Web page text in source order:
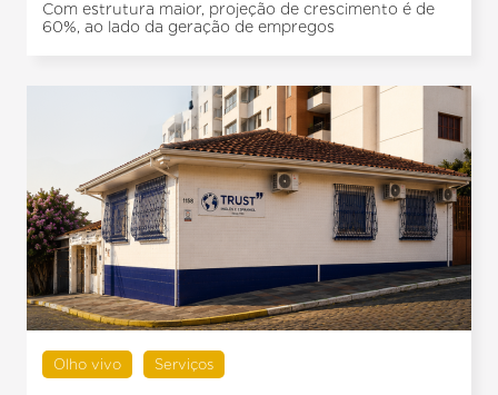
Com estrutura maior, projeção de crescimento é de
60%, ao lado da geração de empregos
Olho vivo Serviços